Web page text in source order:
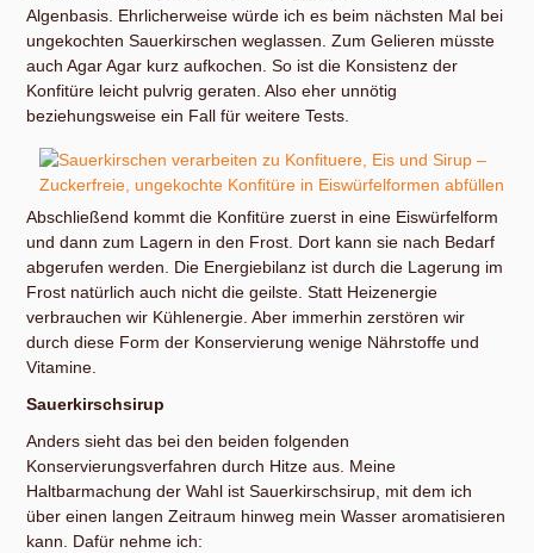
Algenbasis. Ehrlicherweise würde ich es beim nächsten Mal bei
ungekochten Sauerkirschen weglassen. Zum Gelieren müsste
auch Agar Agar kurz aufkochen. So ist die Konsistenz der
Konfitüre leicht pulvrig geraten. Also eher unnötig
beziehungsweise ein Fall für weitere Tests.
Abschließend kommt die Konfitüre zuerst in eine Eiswürfelform
und dann zum Lagern in den Frost. Dort kann sie nach Bedarf
abgerufen werden. Die Energiebilanz ist durch die Lagerung im
Frost natürlich auch nicht die geilste. Statt Heizenergie
verbrauchen wir Kühlenergie. Aber immerhin zerstören wir
durch diese Form der Konservierung wenige Nährstoffe und
Vitamine.
Sauerkirschsirup
Anders sieht das bei den beiden folgenden
Konservierungsverfahren durch Hitze aus. Meine
Haltbarmachung der Wahl ist Sauerkirschsirup, mit dem ich
über einen langen Zeitraum hinweg mein Wasser aromatisieren
kann. Dafür nehme ich: